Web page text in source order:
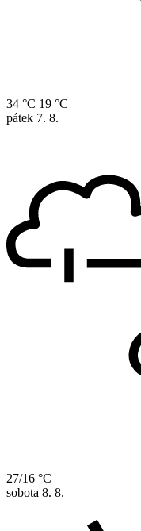
34 °C 19 °C
pátek 7. 8.
27/16 °C
sobota 8. 8.